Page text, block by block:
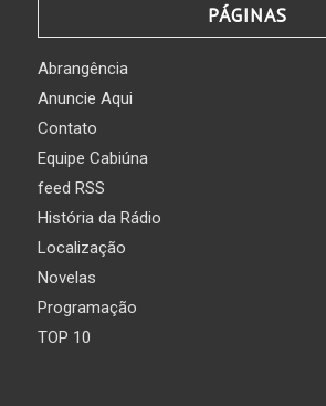
PÁGINAS
Abrangência
Anuncie Aqui
Contato
Equipe Cabiúna
feed RSS
História da Rádio
Localização
Novelas
Programação
TOP 10